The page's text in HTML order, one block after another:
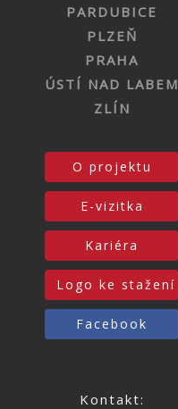
PARDUBICE
PLZEŇ
PRAHA
ÚSTÍ NAD LABEM
ZLÍN
O projektu
E-vizitka
Kariéra
Logo ke stažení
Facebook
Kontakt: